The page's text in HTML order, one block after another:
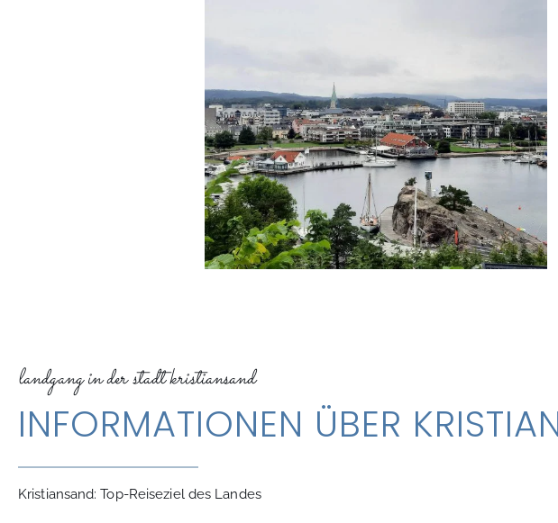
landgang in der stadt kristiansand
INFORMATIONEN ÜBER
Kristiansand: Top-Reiseziel des Landes